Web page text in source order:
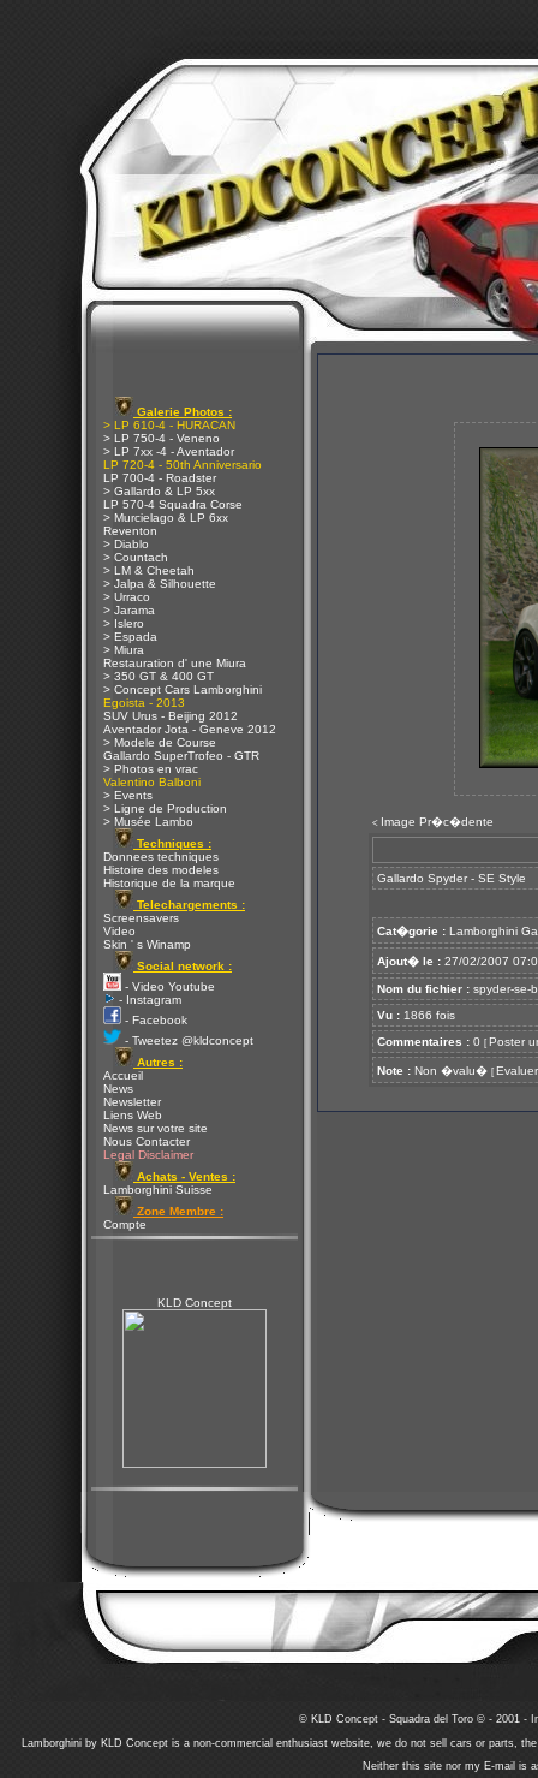
Galerie Photos :
> LP 610-4 - HURACAN
> LP 750-4 - Veneno
> LP 7xx -4 - Aventador
LP 720-4 - 50th Anniversario
LP 700-4 - Roadster
> Gallardo & LP 5xx
LP 570-4 Squadra Corse
> Murcielago & LP 6xx
Reventon
> Diablo
> Countach
> LM & Cheetah
> Jalpa & Silhouette
> Urraco
> Jarama
> Islero
> Espada
> Miura
Restauration d' une Miura
> 350 GT & 400 GT
> Concept Cars Lamborghini
Egoista - 2013
SUV Urus - Beijing 2012
Aventador Jota - Geneve 2012
> Modele de Course
Gallardo SuperTrofeo - GTR
> Photos en vrac
Valentino Balboni
> Events
> Ligne de Production
> Musée Lambo
Techniques :
Donnees techniques
Histoire des modeles
Historique de la marque
Telechargements :
Screensavers
Video
Skin ' s Winamp
Social network :
- Video Youtube
- Instagram
- Facebook
- Tweetez @kldconcept
Autres :
Accueil
News
Newsletter
Liens Web
News sur votre site
Nous Contacter
Legal Disclaimer
Achats - Ventes :
Lamborghini Suisse
Zone Membre :
Compte
KLD Concept
< Image Pr�c�dente
Gallardo Spyder - SE Style
Cat�gorie : Lamborghini
Ajout� le : 27/02/2007
Nom du fichier : spyder-se-
Vu : 1866 fois
Commentaires : 0 [ Poster
Note : Non �valu� [ Evaluer
© KLD Concept - Squadra del Toro © - 2001 -
Lamborghini by KLD Concept is a non-commercial enthusiast website, we do not sell cars or parts,
Neither this site nor my E-mail is